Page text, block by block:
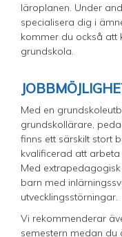
läroplanen. Under
specialisera dig i
kommer du också att
grundskola.
Med en
grundskollärare,
finns ett särskilt stort
kvalificerad att
Med
barn med
utvecklingsstörningar.
Vi rekommenderar
semestern medan du